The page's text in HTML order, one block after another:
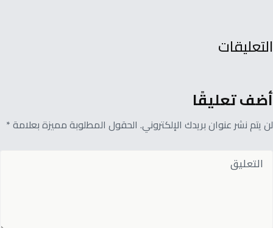
التعليقات
أضف تعليقًا
لن يتم نشر عنوان بريدك الإلكتروني. الحقول المطلوبة مميزة بعلامة *